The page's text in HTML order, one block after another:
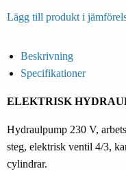
Lägg till produkt i
Beskrivning
Specifikationer
ELEKTRISK
Hydraulpump 230 V,
steg, elektrisk ventil 4/3,
cylindrar.